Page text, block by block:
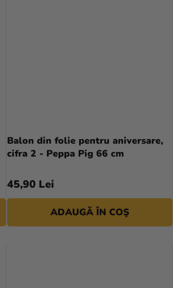
Balon din folie pentru aniversare,
cifra 2 - Peppa Pig 66 cm
45,90 Lei
ADAUGĂ ÎN COŞ